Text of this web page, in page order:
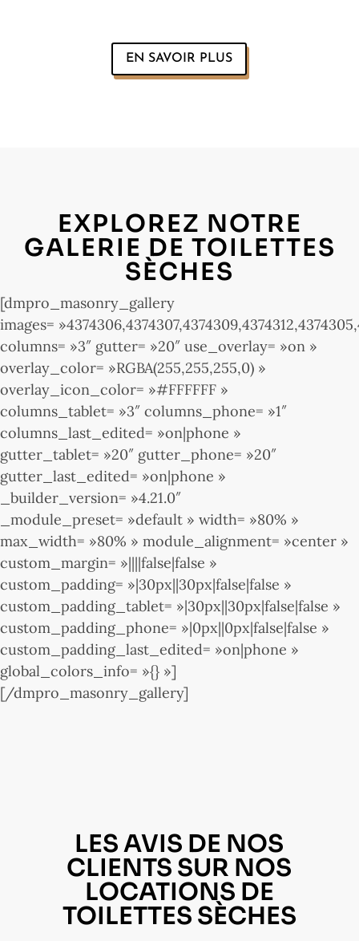
EN SAVOIR PLUS
EXPLOREZ NOTRE
GALERIE DE TOILETTES
SÈCHES
[dmpro_masonry_gallery
images=
columns= »3″ gutter= »20″ use_overlay= »on »
overlay_color= »RGBA(255,255,255,0) »
overlay_icon_color= »#FFFFFF »
columns_tablet= »3″ columns_phone= »1″
columns_last_edited= »on|phone »
gutter_tablet= »20″ gutter_phone= »20″
gutter_last_edited= »on|phone »
_builder_version= »4.21.0″
_module_preset= »default » width= »80% »
max_width= »80% » module_alignment= »center »
custom_margin= »||||false|false »
custom_padding= »|30px||30px|false|false »
custom_padding_tablet= »|30px||30px|false|false »
custom_padding_phone= »|0px||0px|false|false »
custom_padding_last_edited= »on|phone »
global_colors_info= »{} »]
[/dmpro_masonry_gallery]
LES AVIS DE NOS
CLIENTS SUR NOS
LOCATIONS DE
TOILETTES SÈCHES